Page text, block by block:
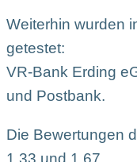
Weiterhin wurden
getestet:
VR-Bank Erding
und Postbank.
Die Bewertungen
1,33 und 1,67.